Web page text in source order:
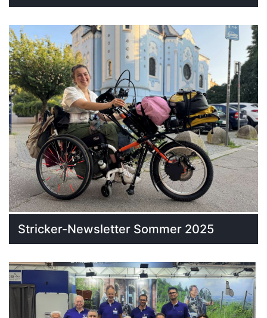
Stricker-Newsletter Sommer 2025